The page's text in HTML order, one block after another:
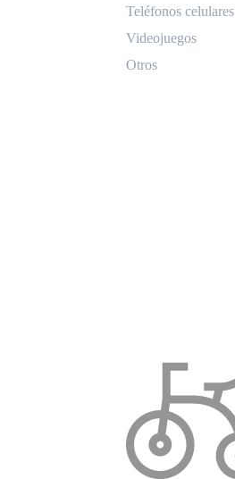
Teléfonos celulares
Videojuegos
Otros